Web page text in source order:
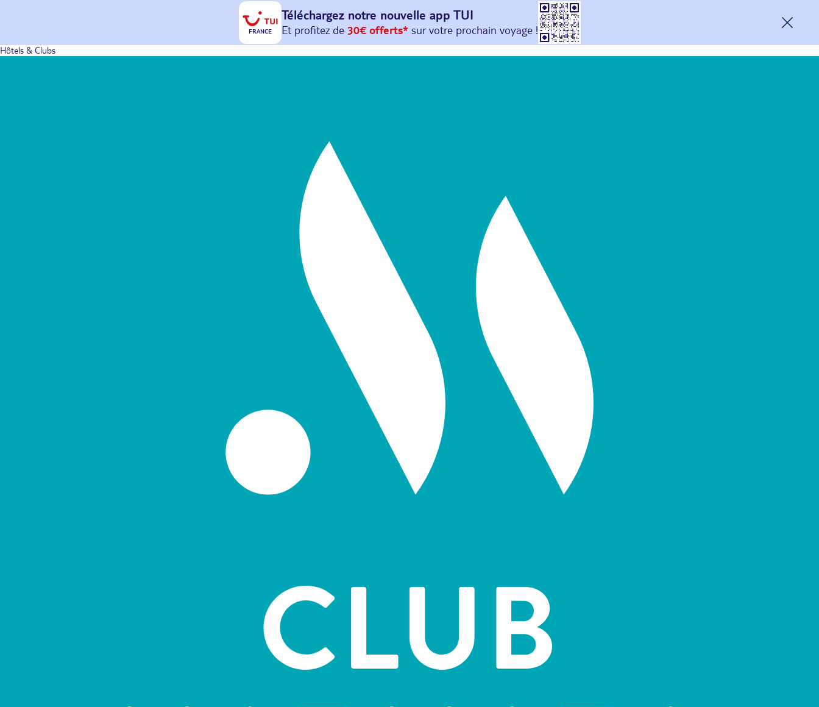
FRANCE
Téléchargez notre nouvelle app TUI
Et profitez de 30€ offerts*sur votreprochain
avec le code : HAPPYAPP
Hôtels & Clubs